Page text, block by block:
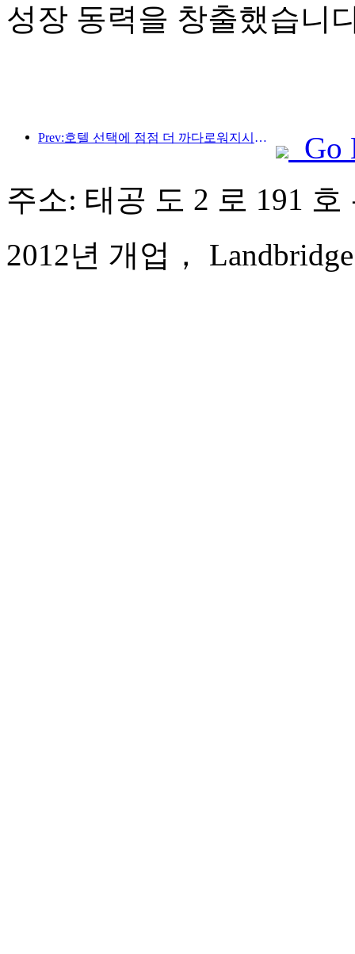
성장 동력을 창출했습니
Prev:호텔 선택에 점점 더 까다로워지시나요? 중급 및 고급 브랜드 모두 세부 사항을 '선택'하고 있습니다.
Go
주소: 태공 도 2 로 191
2012년 개업，